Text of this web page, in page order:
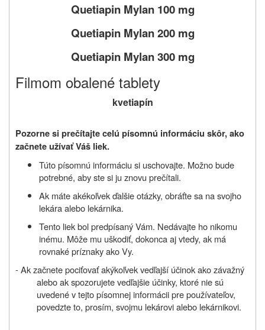
Quetiapin Mylan 100 mg
Quetiapin Mylan 200 mg
Quetiapin Mylan 300 mg
Filmom obalené tablety
kvetiapín
Pozorne si prečítajte celú písomnú informáciu skôr, ako
začnete užívaťVáš liek.
Túto písomnú informáciu si uschovajte. Možno bude
potrebné, aby ste si ju znovu prečítali.
Ak máte akékoľvek ďalšie otázky, obráťte sa na svojho
lekára alebo lekárnika.
Tento liek bol predpísaný Vám. Nedávajte ho nikomu
inému. Môže mu uškodiť, dokonca aj vtedy, ak má
rovnaké príznaky ako Vy.
- Ak začnete pociťovať akýkoľvek vedľajší účinok ako závažný
alebo ak spozorujete vedľajšie účinky, ktoré nie sú
uvedené v tejto písomnej informácii pre používateľov,
povedzte to, prosím, svojmu lekárovi alebo lekárnikovi.